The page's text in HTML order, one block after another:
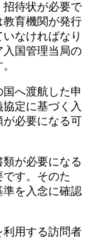
招待状が必要で
育機関が発行
なければなり
入国管理当局の
へ渡航した申
定に基づく入
が必要になる可
が必要になる
す。そのた
を入念に確認
利用する訪問者